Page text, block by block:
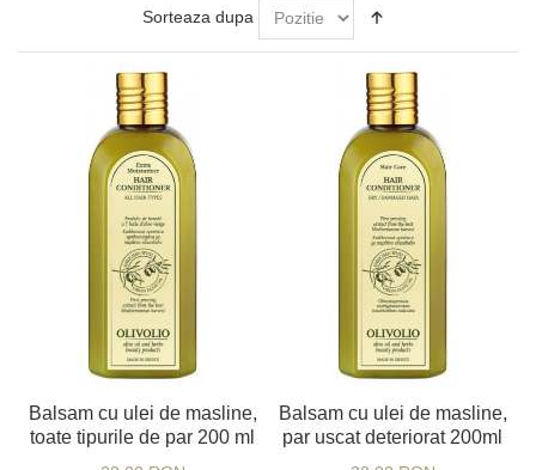
Sorteaza dupa
Balsam cu ulei de masline,
toate tipurile de par 200 ml
Balsam cu ulei de masline,
par uscat deteriorat 200ml